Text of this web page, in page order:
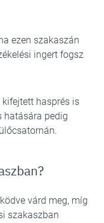
ezen szakaszán
ingert fogsz
hasprés is
hatására pedig
várd meg, míg
szakaszban